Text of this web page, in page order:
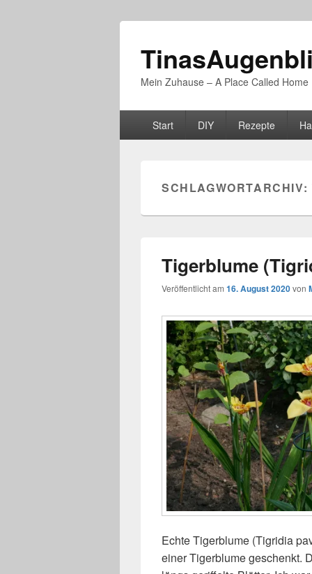
Mein Zuhause – A Place Called Home
PrimäresStart DIY Rezepte
SCHLAGWORTARCHIV:
Tigerblume
Veröffentlicht am 16. August 2020von
Echte Tigerblume (Tigridia
einer Tigerblume geschenkt.